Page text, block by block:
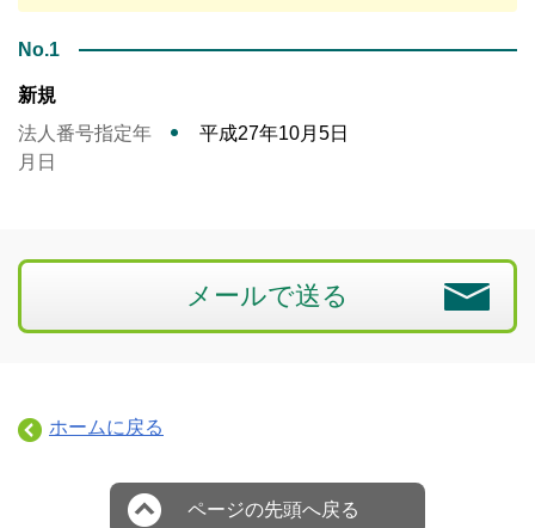
No.1
新規
法人番号指定年
月日
平成27年10月5日
メールで送る
ホームに戻る
ページの先頭へ戻る